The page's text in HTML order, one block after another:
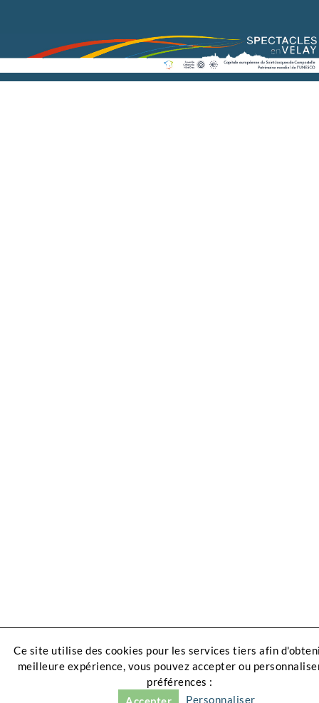
Ce site utilise des cookies pour les services tiers afin
meilleure expérience, vous pouvez accepter ou
préférences :
Personnaliser